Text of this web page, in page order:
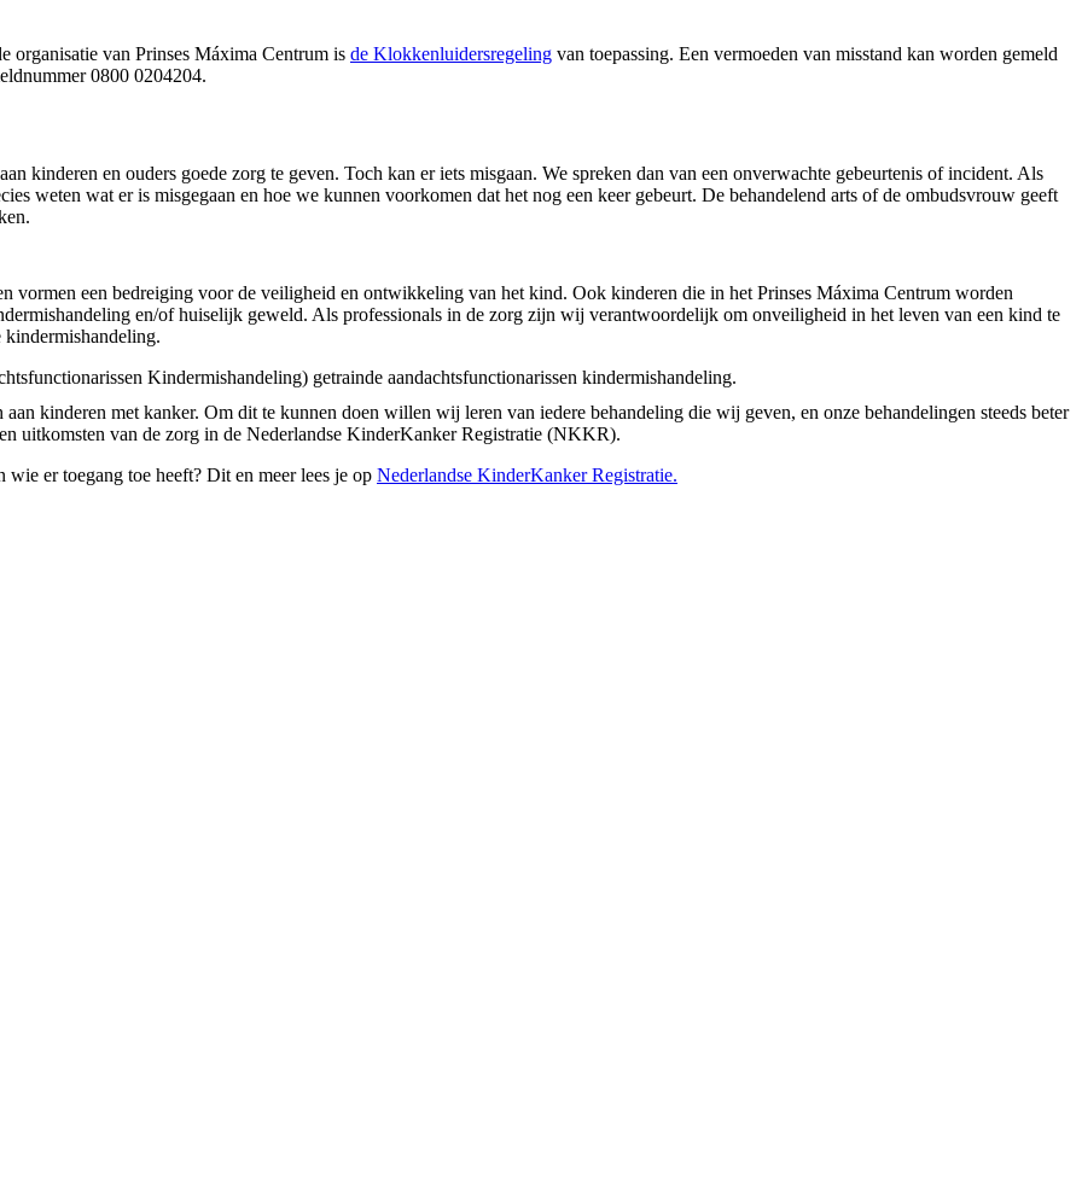
organisatie van Prinses Máxima Centrum is de Klokkenluidersregeling van toepassing. Een vermoeden van misstand kan worden gemeld
0800 0204204.
kinderen en ouders goede zorg te geven. Toch kan er iets misgaan. We spreken dan van een onverwachte gebeurtenis of incident. Als
weten wat er is misgegaan en hoe we kunnen voorkomen dat het nog een keer gebeurt. De behandelend arts of de ombudsvrouw geeft
vormen een bedreiging voor de veiligheid en ontwikkeling van het kind. Ook kinderen die in het Prinses Máxima Centrum worden
en/of huiselijk geweld. Als professionals in de zorg zijn wij verantwoordelijk om onveiligheid in het leven van een kind te
kindermishandeling.
Kindermishandeling) getrainde aandachtsfunctionarissen kindermishandeling.
kinderen met kanker. Om dit te kunnen doen willen wij leren van iedere behandeling die wij geven, en onze behandelingen steeds beter
uitkomsten van de zorg in de Nederlandse KinderKanker Registratie (NKKR).
er toegang toe heeft? Dit en meer lees je op Nederlandse KinderKanker Registratie.